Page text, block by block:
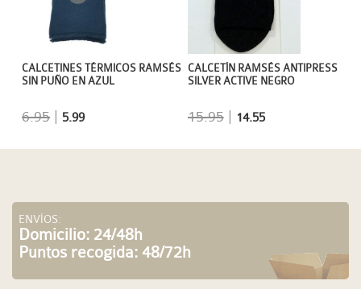
CALCETÍN RAMSÉS ANTIPRESS
SILVER ACTIVE NEGRO
15.95| 14.55
CALCETINES TÉRMICOS RAMSÉS
SIN PUÑO EN AZUL
6.95 5.99
ENVÍOS:
Domicilio: 24/48h
Puntos recogida: 48/72h